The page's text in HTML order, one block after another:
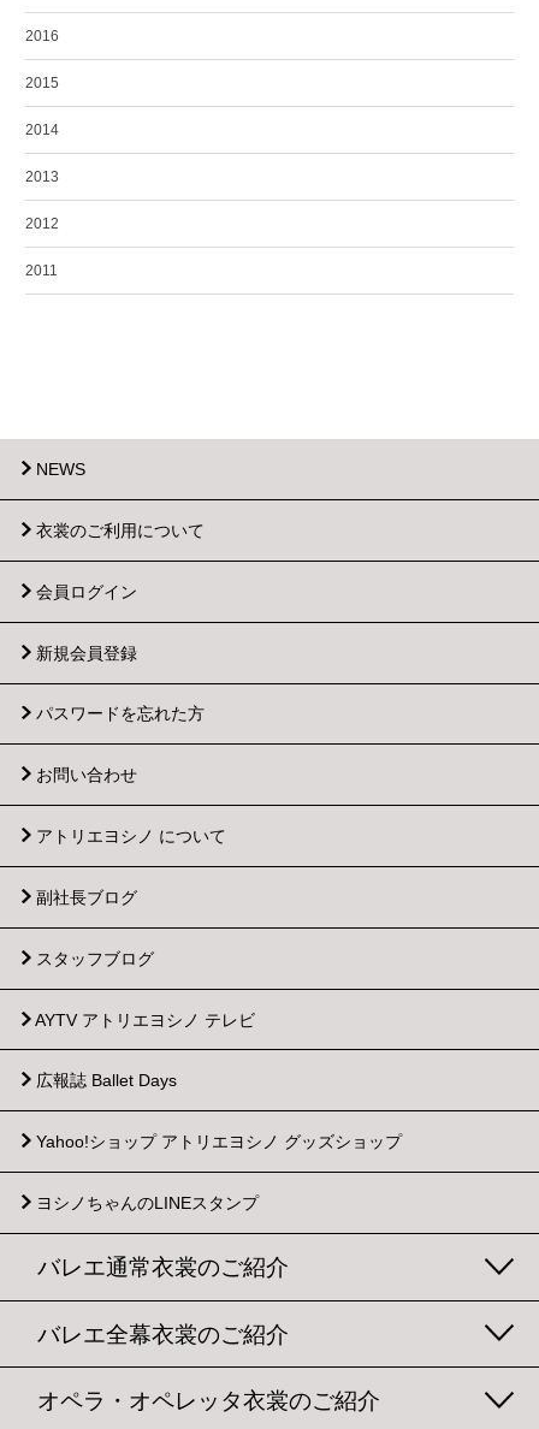
2016
2015
2014
2013
2012
2011
NEWS
衣裳のご利用について
会員ログイン
新規会員登録
パスワードを忘れた方
お問い合わせ
アトリエヨシノ について
副社長ブログ
スタッフブログ
AYTV アトリエヨシノ テレビ
広報誌 Ballet Days
Yahoo!ショップ アトリエヨシノ グッズショップ
ヨシノちゃんのLINEスタンプ
バレエ通常衣裳のご紹介
バレエ全幕衣裳のご紹介
オペラ・オペレッタ衣裳のご紹介